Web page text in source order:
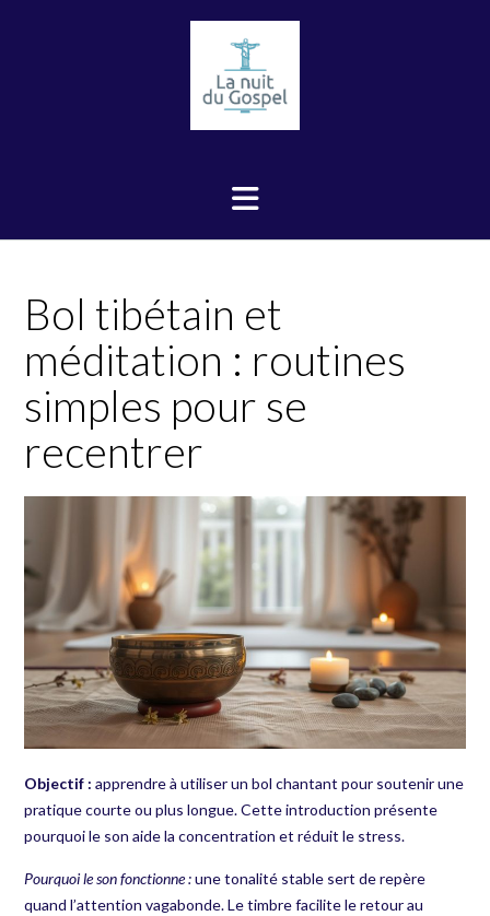
Bol tibétain et
méditation : routines
simples pour se
recentrer
Objectif : apprendre à utiliser un bol chantant pour soutenir une
pratique courte ou plus longue. Cette introduction présente
pourquoi le son aide la concentration et réduit le stress.
Pourquoi le son fonctionne :une tonalité stable sert de repère
quand l’attention vagabonde. Le timbre facilite le retour au